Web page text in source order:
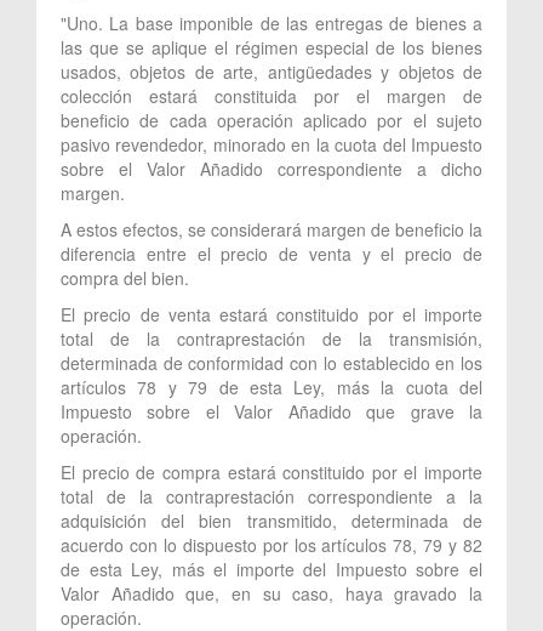
"Uno. La base imponible de las entregas de bienes a
las que se aplique el régimen especial de los bienes
usados, objetos de arte, antigüedades y objetos de
colección estará constituida por el margen de
beneficio de cada operación aplicado por el sujeto
pasivo revendedor, minorado en la cuota del Impuesto
sobre el Valor Añadido correspondiente a dicho
margen.
A estos efectos, se considerará margen de beneficio la
diferencia entre el precio de venta y el precio de
compra del bien.
El precio de venta estará constituido por el importe
total de la contraprestación de la transmisión,
determinada de conformidad con lo establecido en los
artículos 78 y 79 de esta Ley, más la cuota del
Impuesto sobre el Valor Añadido que grave la
operación.
El precio de compra estará constituido por el importe
total de la contraprestación correspondiente a la
adquisición del bien transmitido, determinada de
acuerdo con lo dispuesto por los artículos 78, 79 y 82
de esta Ley, más el importe del Impuesto sobre el
Valor Añadido que, en su caso, haya gravado la
operación.